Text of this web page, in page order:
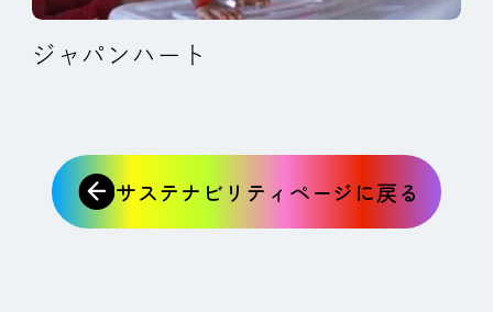
ジャパンハート
サステナビリティページに戻る